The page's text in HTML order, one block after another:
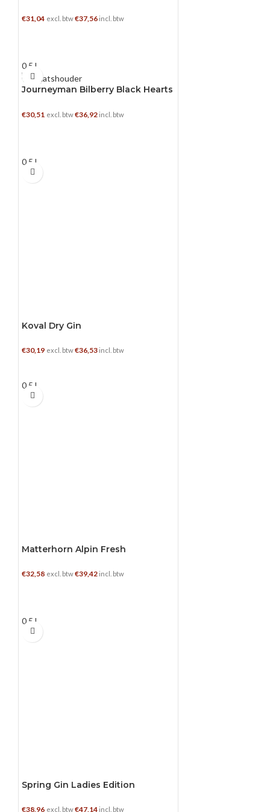
€31,04 excl. btw€37,56 incl. btw
0.5 L
Journeyman Bilberry Black Hearts
€30,51 excl. btw€36,92 incl. btw
0.5 L
Koval Dry Gin
€30,19 excl. btw€36,53 incl. btw
0.5 L
Matterhorn Alpin Fresh
€32,58 excl. btw€39,42 incl. btw
0.5 L
Spring Gin Ladies Edition
€38,96 excl. btw€47,14 incl. btw